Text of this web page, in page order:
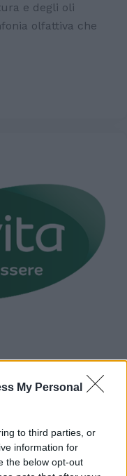
My Personal
to third parties, or
information for
the below opt-out
e degli oli
olfattiva che
tè, infusi,